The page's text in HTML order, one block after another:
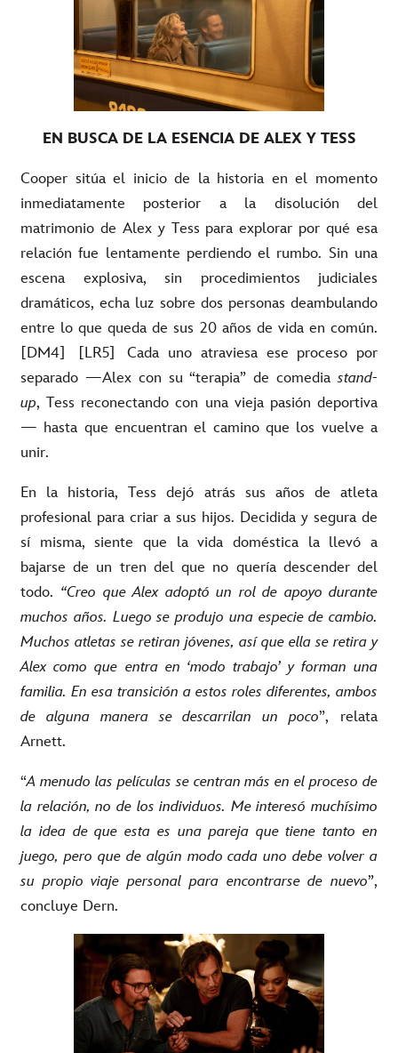
EN BUSCA DE LA ESENCIA DE ALEX Y TESS
Cooper sitúa el inicio de la historia en el momento
inmediatamente posterior a la disolución del
matrimonio de Alex y Tess para explorar por qué esa
relación fue lentamente perdiendo el rumbo. Sin una
escena explosiva, sin procedimientos judiciales
dramáticos, echa luz sobre dos personas deambulando
entre lo que queda de sus 20 años de vida en común.
[DM4]
[LR5]
Cada uno atraviesa ese proceso por
separado —Alex con su “terapia” de comediastand-
up, Tess reconectando con una vieja pasión deportiva
— hasta que encuentran el camino que los vuelve a
unir.
En la historia, Tess dejó atrás sus años de atleta
profesional para criar a sus hijos. Decidida y segura de
sí misma, siente que la vida doméstica la llevó a
bajarse de un tren del que no quería descender del
todo. “Creo que Alex adoptó un rol de apoyo durante
muchos años. Luego se produjo una especie de cambio.
Muchos atletas se retiran jóvenes, así que ella se retira y
Alex como que entra en ‘modo trabajo’ y forman una
familia. En esa transición a estos roles diferentes, ambos
de alguna manera se descarrilan un poco”, relata
Arnett.
“A menudo las películas se centran más en el proceso de
la relación, no de los individuos. Me interesó muchísimo
la idea de que esta es una pareja que tiene tanto en
juego, pero que de algún modo cada uno debe volver a
su propio viaje personal para encontrarse de nuevo”,
concluye Dern.